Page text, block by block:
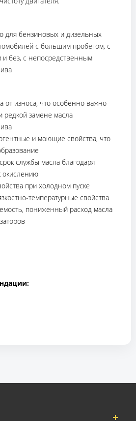
для бензиновых и дизельных
с большим пробегом, с
и без, с непосредственным
от износа, что особенно важно
редкой замене масла
и моющие свойства, что
службы масла благодаря
окислению
при холодном пуске
температурные свойства
пониженный расход масла